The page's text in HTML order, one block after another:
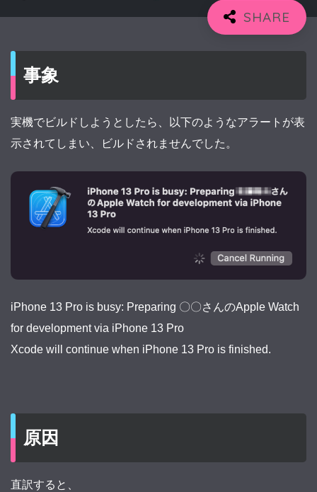
事象
実機でビルドしようとしたら、以下のようなアラートが表
示されてしまい、ビルドされませんでした。
iPhone 13 Pro is busy: Preparing 〇〇さんのApple Watch
for development via iPhone 13 Pro
Xcode will continue when iPhone 13 Pro is finished.
原因
直訳すると、